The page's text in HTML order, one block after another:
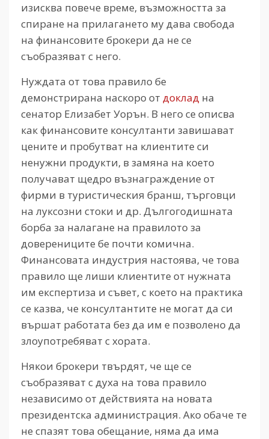
изисква повече време, възможността за
спиране на прилагането му дава свобода
на финансовите брокери да не се
съобразяват с него.
Нуждата от това правило бе
демонстрирана наскоро от доклад на
сенатор Елизабет Уорън. В него се описва
как финансовите консултанти завишават
цените и пробутват на клиентите си
ненужни продукти, в замяна на което
получават щедро възнаграждение от
фирми в туристическия бранш, търговци
на луксозни стоки и др. Дългогодишната
борба за налагане на правилото за
доверениците бе почти комична.
Финансовата индустрия настоява, че това
правило ще лиши клиентите от нужната
им експертиза и съвет, с което на практика
се казва, че консултантите не могат да си
вършат работата без да им е позволено да
злоупотребяват с хората.
Някои брокери твърдят, че ще се
съобразяват с духа на това правило
независимо от действията на новата
президентска администрация. Ако обаче те
не спазят това обещание, няма да има